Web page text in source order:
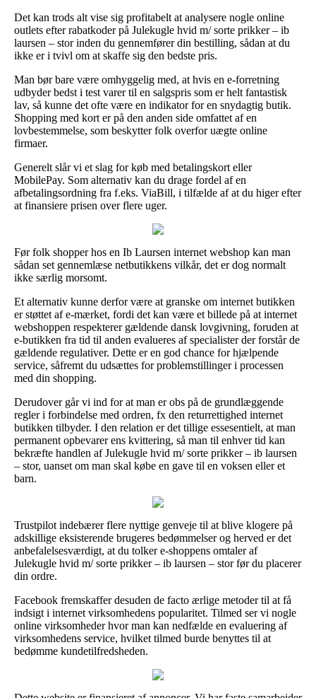
Det kan trods alt vise sig profitabelt at analysere nogle online
outlets efter rabatkoder på Julekugle hvid m/ sorte prikker – ib
laursen – stor inden du gennemfører din bestilling, sådan at du
ikke er i tvivl om at skaffe sig den bedste pris.
Man bør bare være omhyggelig med, at hvis en e-forretning
udbyder bedst i test varer til en salgspris som er helt fantastisk
lav, så kunne det ofte være en indikator for en snydagtig butik.
Shopping med kort er på den anden side omfattet af en
lovbestemmelse, som beskytter folk overfor uægte online
firmaer.
Generelt slår vi et slag for køb med betalingskort eller
MobilePay. Som alternativ kan du drage fordel af en
afbetalingsordning fra f.eks. ViaBill, i tilfælde af at du higer efter
at finansiere prisen over flere uger.
Før folk shopper hos en Ib Laursen internet webshop kan man
sådan set gennemlæse netbutikkens vilkår, det er dog normalt
ikke særlig morsomt.
Et alternativ kunne derfor være at granske om internet butikken
er støttet af e-mærket, fordi det kan være et billede på at internet
webshoppen respekterer gældende dansk lovgivning, foruden at
e-butikken fra tid til anden evalueres af specialister der forstår de
gældende regulativer. Dette er en god chance for hjælpende
service, såfremt du udsættes for problemstillinger i processen
med din shopping.
Derudover går vi ind for at man er obs på de grundlæggende
regler i forbindelse med ordren, fx den returrettighed internet
butikken tilbyder. I den relation er det tillige essesentielt, at man
permanent opbevarer ens kvittering, så man til enhver tid kan
bekræfte handlen af Julekugle hvid m/ sorte prikker – ib laursen
– stor, uanset om man skal købe en gave til en voksen eller et
barn.
Trustpilot indebærer flere nyttige genveje til at blive klogere på
adskillige eksisterende brugeres bedømmelser og herved er det
anbefalelsesværdigt, at du tolker e-shoppens omtaler af
Julekugle hvid m/ sorte prikker – ib laursen – stor før du placerer
din ordre.
Facebook fremskaffer desuden de facto ærlige metoder til at få
indsigt i internet virksomhedens popularitet. Tilmed ser vi nogle
online virksomheder hvor man kan nedfælde en evaluering af
virksomhedens service, hvilket tilmed burde benyttes til at
bedømme kundetilfredsheden.